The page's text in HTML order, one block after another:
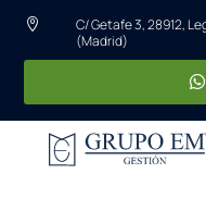

C/ Getafe 3, 28912,
(Madrid)